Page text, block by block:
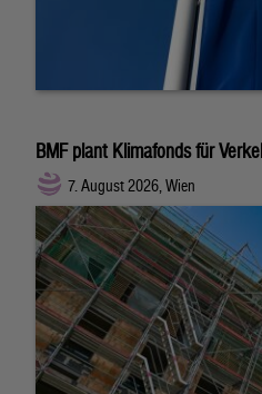
BMF plant Klimafonds für
7. August 2026, Wien